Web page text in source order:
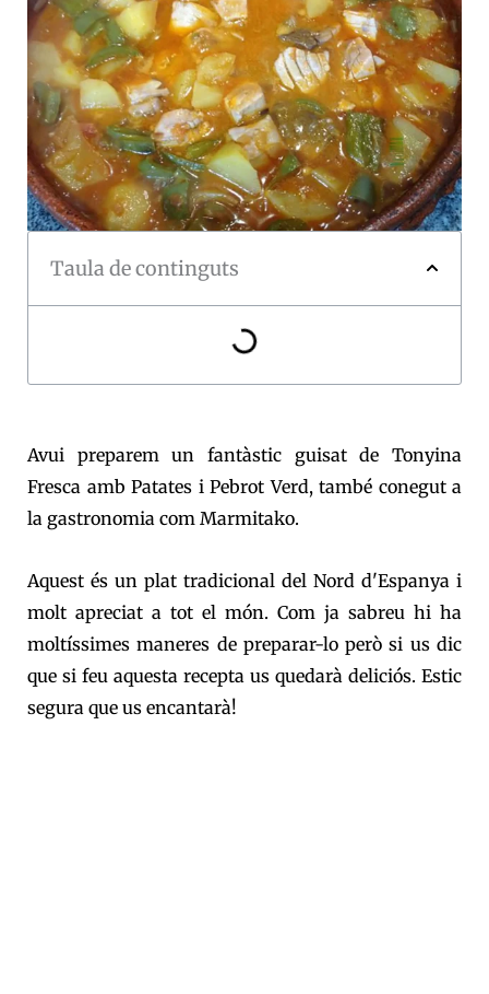
Taula de continguts
Avui preparem un fantàstic guisat de Tonyina
Fresca amb Patates i Pebrot Verd, també conegut a
la gastronomia com Marmitako.
Aquest és un plat tradicional del Nord d'Espanya i
molt apreciat a tot el món. Com ja sabreu hi ha
moltíssimes maneres de preparar-lo però si us dic
que si feu aquesta recepta us quedarà deliciós. Estic
segura que us encantarà!